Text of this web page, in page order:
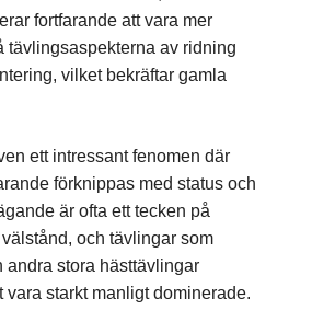
fortfarande att vara mer
tävlingsaspekterna av ridning
vilket bekräftar gamla
ett intressant fenomen där
förknippas med status och
är ofta ett tecken på
och tävlingar som
andra stora hästtävlingar
vara starkt manligt dominerade.